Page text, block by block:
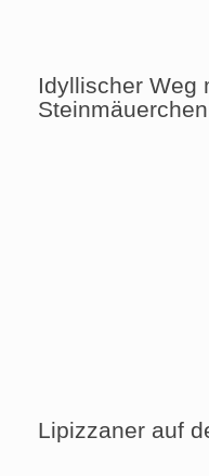
Idyllischer Weg
Steinmäuerchen
Lipizzaner auf